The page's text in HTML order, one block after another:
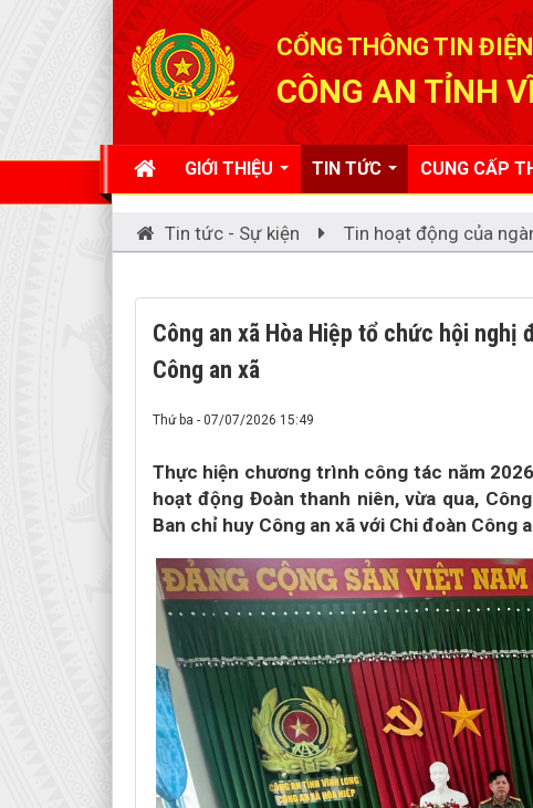
CỔNG THÔNG TIN
CÔNG AN TỈNH
GIỚI THIỆU TIN TỨC CUNG CẤP
Tin tức - Sự kiện Tin hoạt động của
Công an xã Hòa Hiệp tổ chức hội nghị
Công an xã
Thứ ba - 07/07/2026 15:49
Thực hiện chương trình công tác năm
hoạt động Đoàn thanh niên, vừa qua,
Ban chỉ huy Công an xã với Chi đoàn Công